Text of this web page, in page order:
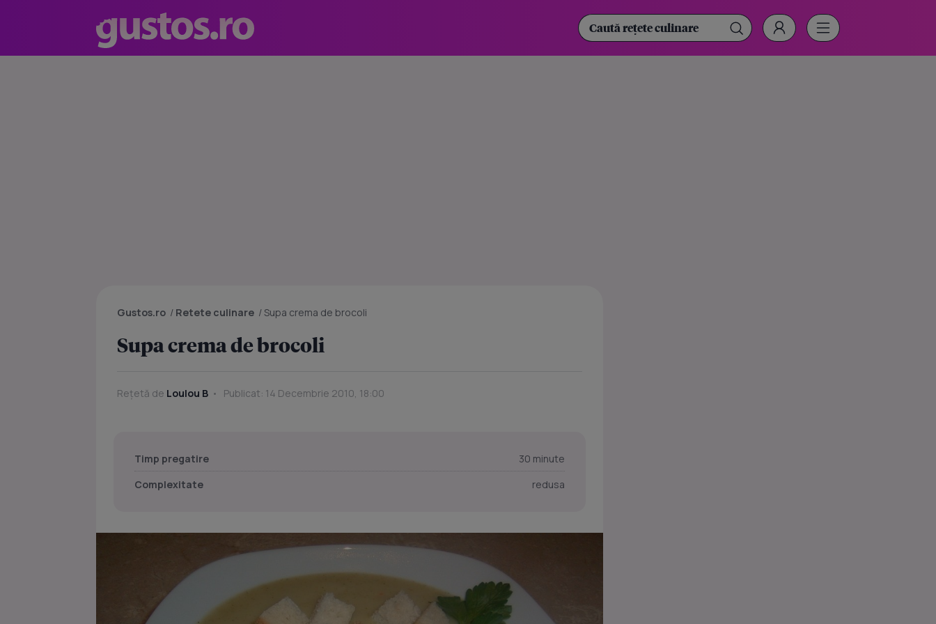
Gustos.ro / Retete culinare /Supa crema de brocoli
Supa crema de brocoli
Rețetă de Loulou B Publicat: 14 Decembrie 2010, 18:00
Timp pregatire
30 minute
Complexitate
redusa